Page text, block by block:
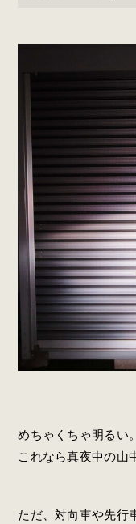
めちゃくちゃ明るい
これなら真夜中の山
ただ、対向車や先